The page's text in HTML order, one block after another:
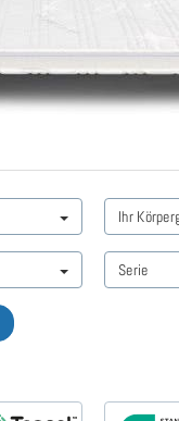
Ihr
Serie